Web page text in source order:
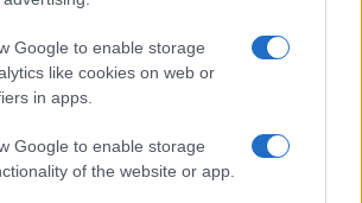
Google to enable storage
like cookies on web or
in apps.
Google to enable storage
of the website or app.
p
p
dopo le polemiche il centro
minori chiude